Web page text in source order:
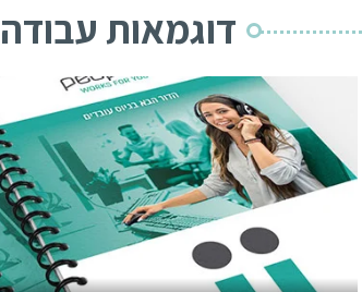
דוגמאות עבודה